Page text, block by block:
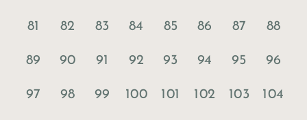
81 82 83 84 85 86 87 88
89 90 91 92 93 94 95 96
97 98 99 100 101 102 103 104